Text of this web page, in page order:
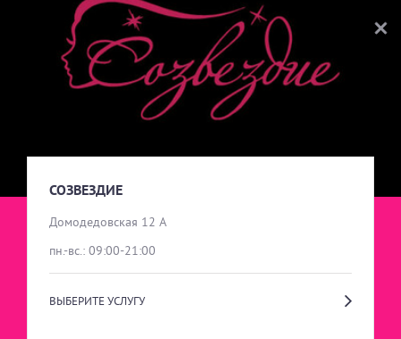
СОЗВЕЗДИЕ
Домодедовская 12 А
пн.-вс.: 09:00-21:00
ВЫБЕРИТЕ УСЛУГУ
СОЗВЕЗДИЕ
ВЫБОР УСЛУГИ
ПАРИКМАХЕРСКИЕ УСЛУГИ
НОГТЕВОЙ СЕРВИС